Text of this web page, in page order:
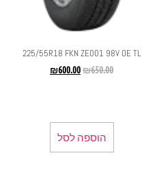
225/55R18 FKN ZE001 98V OE TL
₪650.00
₪600.00
הוספה לסל